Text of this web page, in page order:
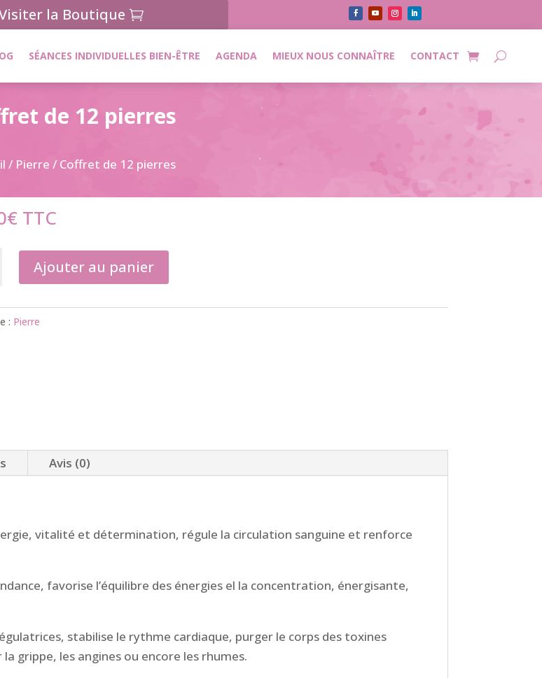
la Boutique
SÉANCES INDIVIDUELLES BIEN-ÊTRE AGENDA MIEUX NOUS CONNAÎTRE CONTACT
de 12 pierres
/ Pierre / Coffret de 12 pierres
€ TTC
Ajouter au panier
: Pierre
Avis (0)
vitalité et détermination, régule la circulation sanguine et renforce
favorise l’équilibre des énergies el la concentration, énergisante,
stabilise le rythme cardiaque, purger le corps des toxines
grippe, les angines ou encore les rhumes.